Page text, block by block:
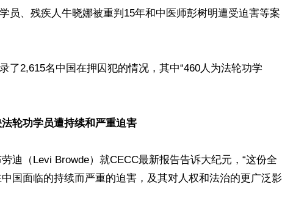
员、残疾人牛晓娜被重判15年和中医师彭树明遭受迫害等案
了2,615名中国在押囚犯的情况，其中“460人为法轮功学
轮功学员遭持续和严重迫害
迪（Levi Browde）就CECC最新报告告诉大纪元，“这份全
国面临的持续而严重的迫害，及其对人权和法治的更广泛影